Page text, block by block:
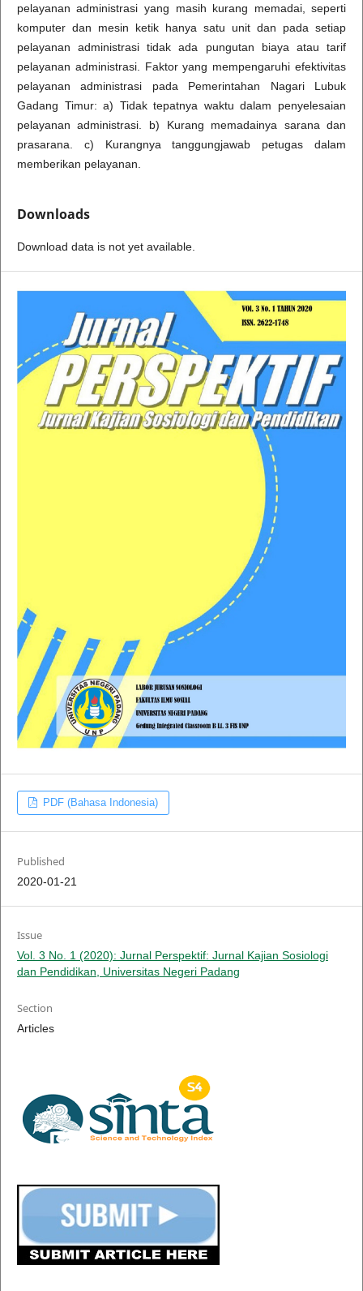
pelayanan administrasi yang masih kurang memadai, seperti
komputer dan mesin ketik hanya satu unit dan pada setiap
pelayanan administrasi tidak ada pungutan biaya atau tarif
pelayanan administrasi. Faktor yang mempengaruhi efektivitas
pelayanan administrasi pada Pemerintahan Nagari Lubuk
Gadang Timur: a) Tidak tepatnya waktu dalam penyelesaian
pelayanan administrasi. b) Kurang memadainya sarana dan
prasarana. c) Kurangnya tanggungjawab petugas dalam
memberikan pelayanan.
Downloads
Download data is not yet available.
PDF (Bahasa Indonesia)
Published
2020-01-21
Issue
Vol. 3 No. 1 (2020): Jurnal Perspektif: Jurnal Kajian Sosiologi
dan Pendidikan, Universitas Negeri Padang
Section
Articles